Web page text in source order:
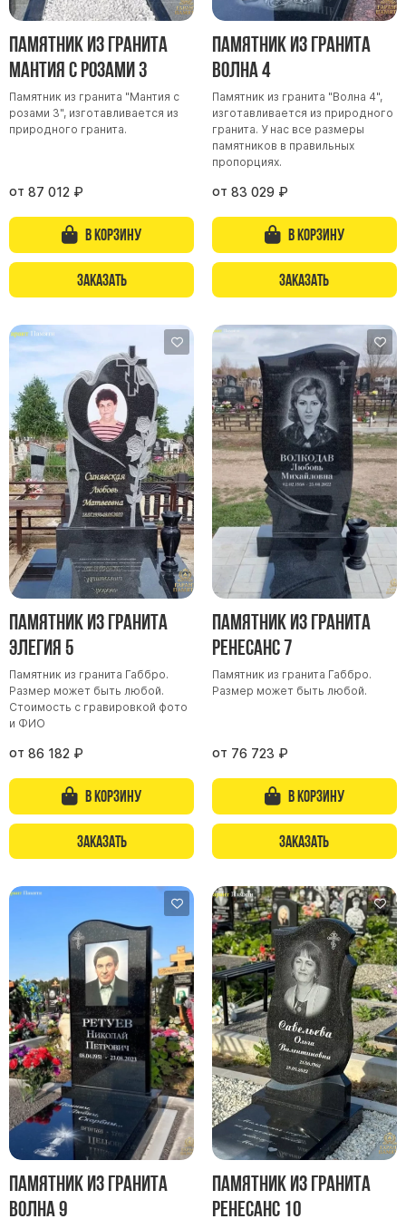
Скульптуры, барельефы и бюсты из бронзы
Колумбарий
Недорогие памятники
Памятники с фотокерамикой
Памятники животным
Памятники младенцу
Памятники жене
Памятники девушке
Памятники мужчине
Памятники дедушке
Памятники мужу
Памятники отцу
Памятники парню
Памятники сыну
Памятники вертикальные
Памятники врачу
Памятники горизонтальные
Памятники индивидуальные
Памятники классические
Памятники книга
Памятники красивые
Памятники прямоугольные
Памятники с воздушным креcтом
Памятники с колоннами
Памятники современные
Памятники черные
Памятники со свечей
Памятники в виде дерева
Памятники с лебедями
Памятники в форме волны
Хачкары
Памятники ростовые
Памятники в форме скалы
Памятник Родителям
Мемориальные доски
Буквы из латуни
Памятник из гранита
Мантия с розами 3
Памятник из гранита "Мантия с
розами 3", изготавливается из
природного гранита.
от 87 012 ₽
В корзину
Заказать
Памятник из гранита
Волна 4
Памятник из гранита "Волна 4",
изготавливается из природного
гранита. У нас все размеры
памятников в правильных
пропорциях.
от 83 029 ₽
В корзину
Заказать
Памятник из гранита
Элегия 5
Памятник из гранита Габбро.
Размер может быть любой.
Стоимость с гравировкой фото
и ФИО
от 86 182 ₽
В корзину
Заказать
Памятник из гранита
Ренесанс 7
Памятник из гранита Габбро.
Размер может быть любой.
от 76 723 ₽
В корзину
Заказать
Памятник из гранита
Волна 9
Памятник из гранита
Ренесанс 10